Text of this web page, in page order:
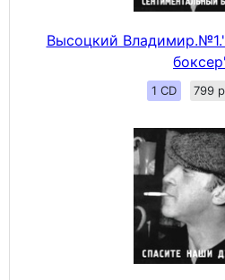
Высоцкий
1 CD 799